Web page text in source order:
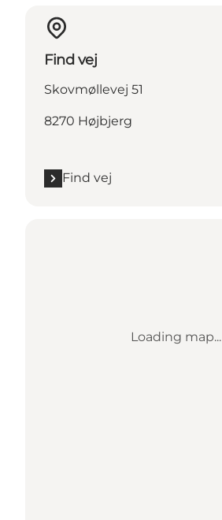
Find vej
Skovmøllevej 51
8270 Højbjerg
Find vej
Loading map...